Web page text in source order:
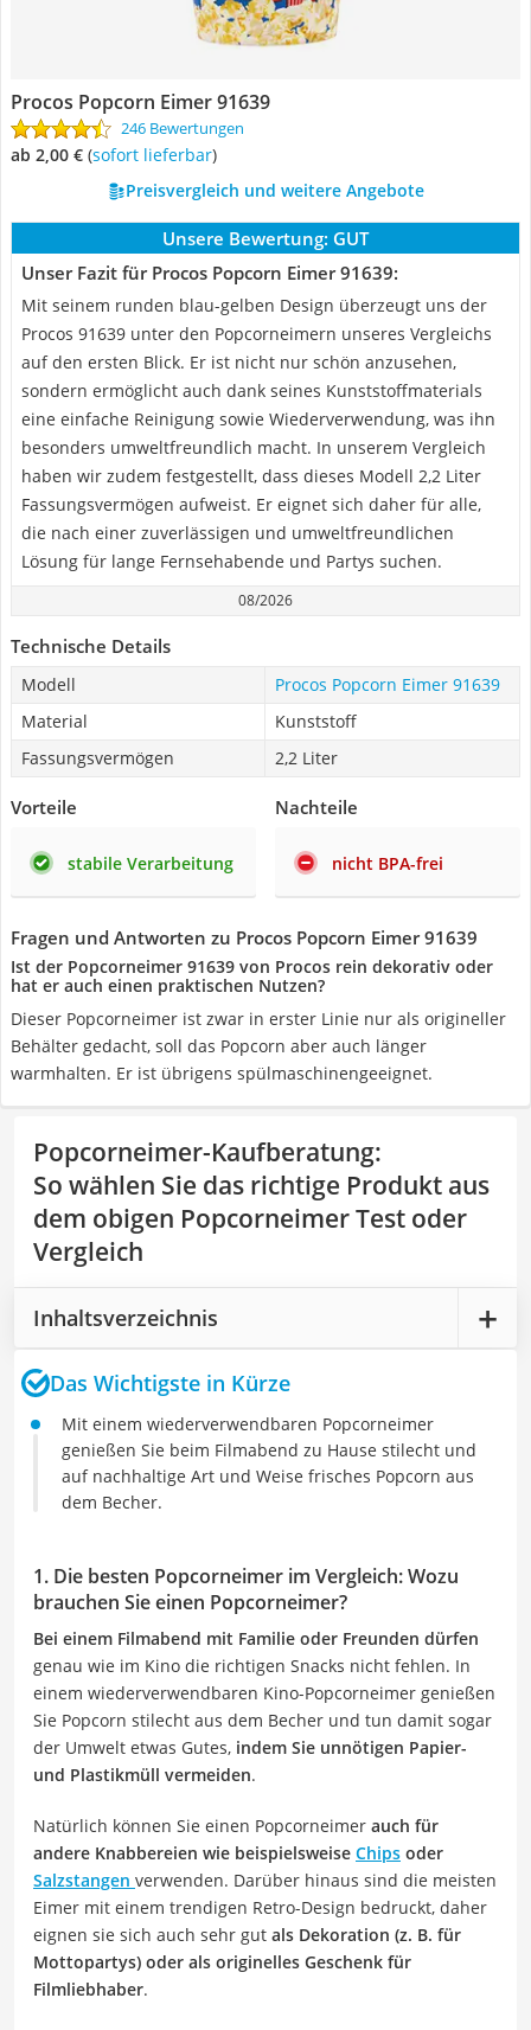
Procos Popcorn Eimer 91639
246 Bewertungen
ab 2,00 € ( Sofort lieferbar)
Preisvergleich und weitere Angebote
Unsere Bewertung: GUT
Unser Fazit für Procos Popcorn Eimer 91639:
Mit seinem runden blau-gelben Design überzeugt uns der
Procos 91639 unter den Popcorneimern unseres Vergleichs
auf den ersten Blick. Er ist nicht nur schön anzusehen,
sondern ermöglicht auch dank seines Kunststoffmaterials
eine einfache Reinigung sowie Wiederverwendung, was ihn
besonders umweltfreundlich macht. In unserem Vergleich
haben wir zudem festgestellt, dass dieses Modell 2,2 Liter
Fassungsvermögen aufweist. Er eignet sich daher für alle,
die nach einer zuverlässigen und umweltfreundlichen
Lösung für lange Fernsehabende und Partys suchen.
08/2026
Technische Details
Modell
Procos Popcorn Eimer 91639
Material
Kunststoff
Fassungsvermögen
2,2 Liter
Vorteile
stabile Verarbeitung
Nachteile
nicht BPA-frei
Fragen und Antworten zu Procos Popcorn Eimer 91639
Ist der Popcorneimer 91639 von Procos rein dekorativ oder
hat er auch einen praktischen Nutzen?
Dieser Popcorneimer ist zwar in erster Linie nur als origineller
Behälter gedacht, soll das Popcorn aber auch länger
warmhalten. Er ist übrigens spülmaschinengeeignet.
Popcorneimer-Kaufberatung:
So wählen Sie das richtige Produkt aus
dem obigen Popcorneimer Test oder
Vergleich
Inhaltsverzeichnis
Das Wichtigste in Kürze
Mit einem wiederverwendbaren Popcorneimer
genießen Sie beim Filmabend zu Hause stilecht und
auf nachhaltige Art und Weise frisches Popcorn aus
dem Becher.
1. Die besten Popcorneimer im Vergleich: Wozu
brauchen Sie einen Popcorneimer?
Bei einem Filmabend mit Familie oder Freunden dürfen
genau wie im Kino die richtigen Snacks nicht fehlen. In
einem wiederverwendbaren Kino-Popcorneimer genießen
Sie Popcorn stilecht aus dem Becher und tun damit sogar
der Umwelt etwas Gutes, indem Sie unnötigen Papier-
und Plastikmüll vermeiden.
Natürlich können Sie einen Popcorneimer auch für
andere Knabbereien wie beispielsweise Chips oder
Salzstangen verwenden. Darüber hinaus sind die meisten
Eimer mit einem trendigen Retro-Design bedruckt, daher
eignen sie sich auch sehr gut als Dekoration (z. B. für
Mottopartys) oder als originelles Geschenk für
Filmliebhaber.